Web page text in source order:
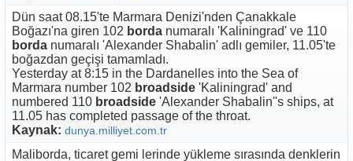
Dün saat 08.15'te Marmara Denizi'nden Çanakkale
Boğazı'na giren 102 borda numaralı 'Kaliningrad' ve 110
borda numaralı 'Alexander Shabalin' adlı gemiler, 11.05'te
boğazdan geçişi tamamladı.
Yesterday at 8:15 in the Dardanelles into the Sea of
Marmara number 102 broadside 'Kaliningrad' and
numbered 110 broadside 'Alexander Shabalin''s ships, at
11.05 has completed passage of the throat.
Kaynak: dunya.milliyet.com.tr
Maliborda, ticaret gemi lerinde yükleme sırasında denklerin